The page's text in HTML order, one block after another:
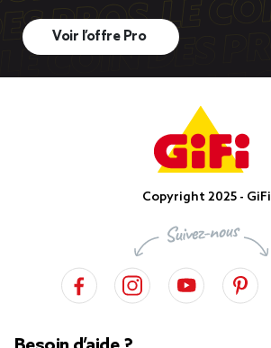
Voir l’offre Pro
Copyright 2025 - GiFi